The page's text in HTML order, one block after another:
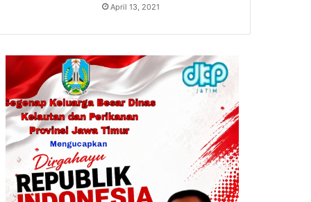
April 13, 2021